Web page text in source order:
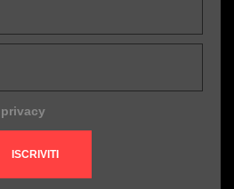
privacy
ISCRIVITI